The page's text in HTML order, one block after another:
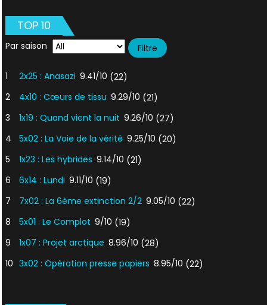
TOP 10
Par saison
1 2x25 : Anasazi 9.41/10 (22)
2
4x10 : Cœurs de tissu 9.29/10 (21)
3
1x19 : Quand vient la nuit 9.26/10 (27)
4
5x02 : La Voie de la vérité 9.25/10 (20)
5
1x23 : Les hybrides 9.14/10 (21)
6
6x14 : Lundi 9.11/10 (19)
7
7x02 : La 6ème extinction 2/2 9.05/10 (22)
8
5x01 : Le Complot 9/10 (19)
9
1x07 : Projet arctique 8.96/10 (28)
10 3x02 : Opération presse papiers 8.95/10 (22)